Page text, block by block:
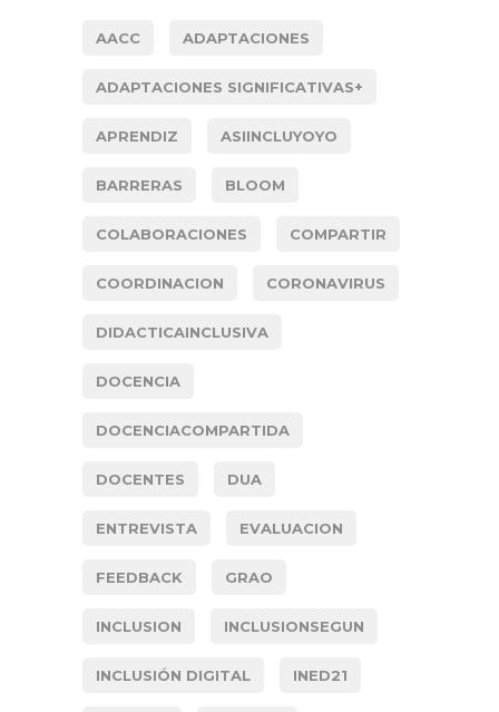
AACC ADAPTACIONES
ADAPTACIONES SIGNIFICATIVAS+
APRENDIZ ASIINCLUYOYO
BARRERAS BLOOM
COLABORACIONES COMPARTIR
COORDINACION CORONAVIRUS
DIDACTICAINCLUSIVA
DOCENCIA
DOCENCIACOMPARTIDA
DOCENTES DUA
ENTREVISTA EVALUACION
FEEDBACK GRAO
INCLUSION INCLUSIONSEGUN
INCLUSIÓN DIGITAL INED21